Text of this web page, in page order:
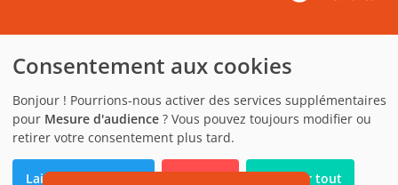
Consentement aux cookies
Bonjour ! Pourrions-nous activer des services supplémentaires
pour Mesure d'audience ? Vous pouvez toujours modifier ou
retirer votre consentement plus tard.
Laissez-moi choisir Accepter tout